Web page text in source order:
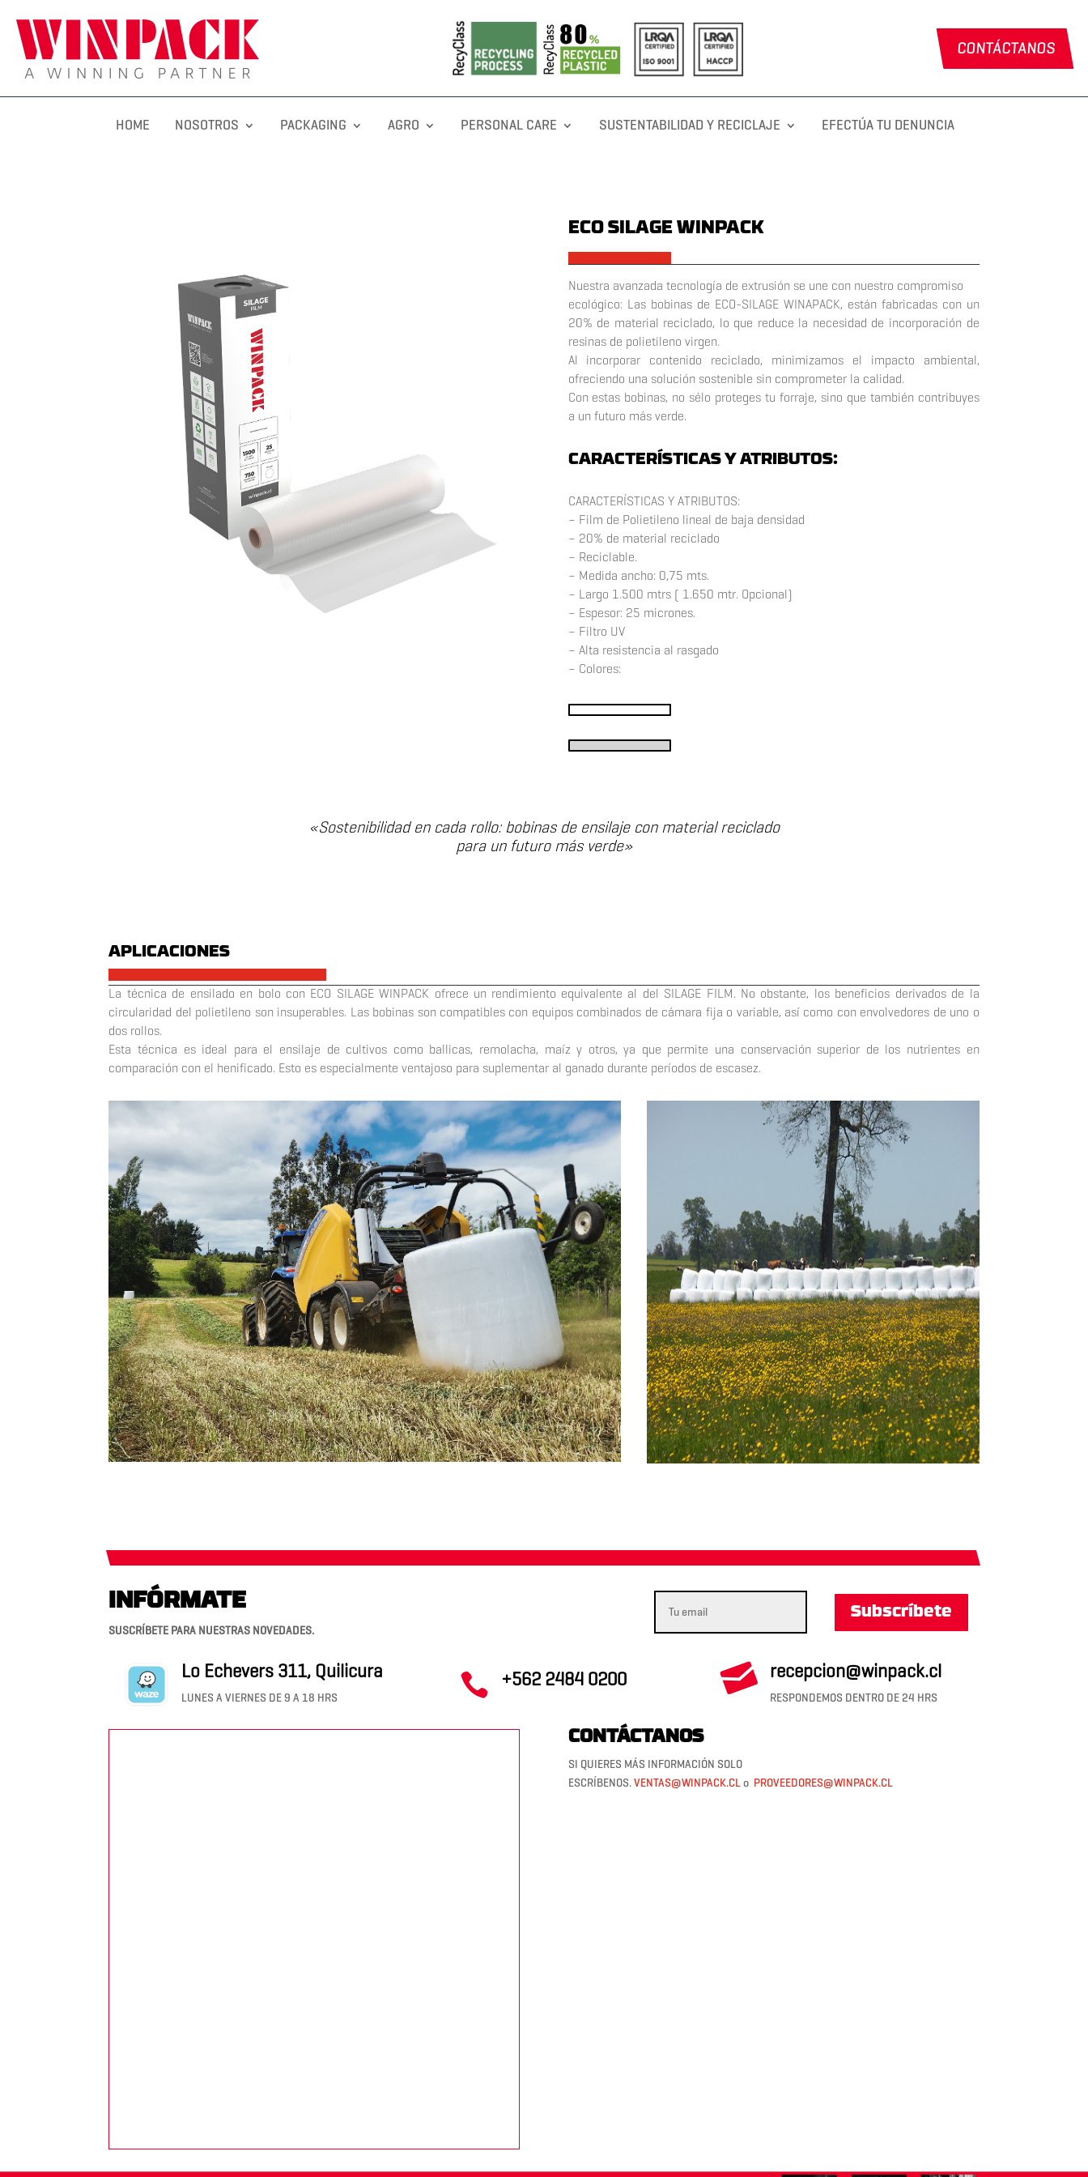
CONTÁCTANOS
HOME NOSOTROS PACKAGING AGRO PERSONAL CARE SUSTENTABILIDAD Y RECICLAJE EFECTÚA TU DENUNCIA
ECO SILAGE WINPACK
Nuestra avanzada tecnología de extrusión se une con nuestro compromiso
ecológico: Las bobinas de ECO-SILAGE WINAPACK, están fabricadas con un
20% de material reciclado, lo que reduce la necesidad de incorporación de
resinas de polietileno virgen.
Al incorporar contenido reciclado, minimizamos el impacto ambiental,
ofreciendo una solución sostenible sin comprometer la calidad.
Con estas bobinas, no sélo proteges tu forraje, sino que también contribuyes
a un futuro más verde.
CARACTERÍSTICAS Y ATRIBUTOS:
CARACTERÍSTICAS Y ATRIBUTOS:
– Film de Polietileno lineal de baja densidad
– 20% de material reciclado
– Reciclable.
– Medida ancho: 0,75 mts.
– Largo 1.500 mtrs ( 1.650 mtr. Opcional)
– Espesor: 25 micrones.
– Filtro UV
– Alta resistencia al rasgado
– Colores:
x
x
«Sostenibilidad en cada rollo: bobinas de ensilaje con material reciclado
para un futuro más verde»
APLICACIONES
La técnica de ensilado en bolo con ECO SILAGE WINPACK ofrece un rendimiento equivalente al del SILAGE FILM. No obstante, los beneficios derivados de la
circularidad del polietileno son insuperables. Las bobinas son compatibles con equipos combinados de cámara fija o variable, así como con envolvedores de uno o
dos rollos.
Esta técnica es ideal para el ensilaje de cultivos como ballicas, remolacha, maíz y otros,ya que permite una conservación superior de los nutrientes en
comparación con el henificado. Esto es especialmente ventajoso para suplementar al ganado durante períodos de escasez.
INFÓRMATE
SUSCRÍBETE PARA NUESTRAS NOVEDADES.
Subscríbete
Lo Echevers 311, Quilicura
LUNES A VIERNES DE 9 A 18 HRS  +562 2484 0200  recepcion@winpack.cl
RESPONDEMOS DENTRO DE 24 HRS
CONTÁCTANOS
SI QUIERES MÁS INFORMACIÓN SOLO
ESCRÍBENOS.VENTAS@WINPACK.CLo PROVEEDORES@WINPACK.CL